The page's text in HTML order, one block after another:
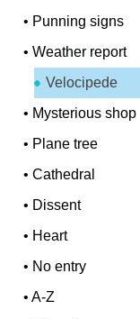
• Punning signs
•Weather report
Velocipede
• Mysterious shop
• Plane tree
•Cathedral
• Dissent
• Heart
• No entry
•A-Z